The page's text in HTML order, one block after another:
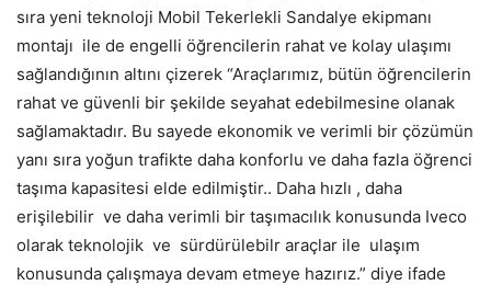
sıra yeni teknoloji Mobil Tekerlekli Sandalye ekipmanı
montajı ile de engelli öğrencilerin rahat ve kolay ulaşımı
sağlandığının altını çizerek “Araçlarımız, bütün öğrencilerin
rahat ve güvenli bir şekilde seyahat edebilmesine olanak
sağlamaktadır. Bu sayede ekonomik ve verimli bir çözümün
yanı sıra yoğun trafikte daha konforlu ve daha fazla öğrenci
taşıma kapasitesi elde edilmiştir.. Daha hızlı , daha
erişilebilir ve daha verimli bir taşımacılık konusunda Iveco
olarak teknolojik ve sürdürülebilr araçlar ile ulaşım
konusunda çalışmaya devam etmeye hazırız.” diye ifade